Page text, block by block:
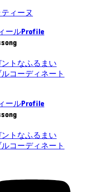
ールProfile
トなふるまい
コーディネート
ールProfile
トなふるまい
コーディネート